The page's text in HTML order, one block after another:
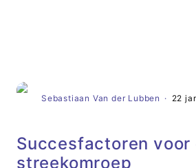
Sebastiaan Van der Lubben · 22
Succesfactoren voor
streekomroep